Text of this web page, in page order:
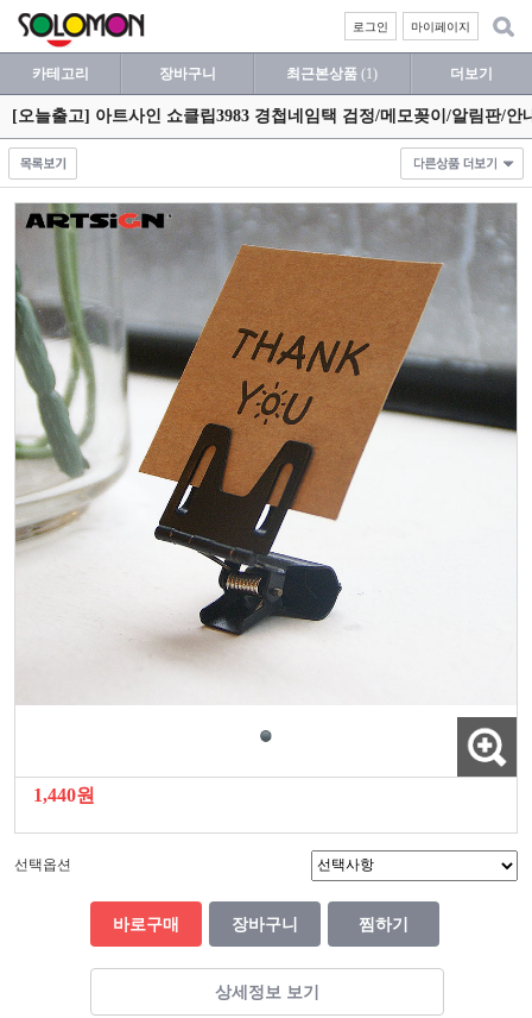
마이페이지
로그인
카테고리 장바구니 최근본상품 (1) 더보기
[오늘출고] 아트사인 쇼클립3983 경첩네임택 검정/메모꽂이/알림판/
1,440원
선택옵션
바로구매 장바구니 찜하기
상세정보 보기